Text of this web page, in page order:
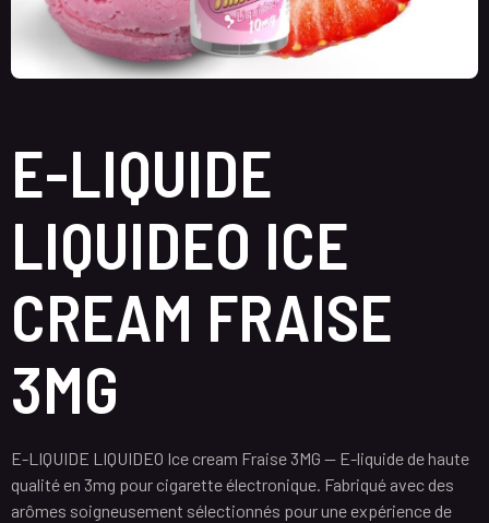
E-LIQUIDE
LIQUIDEO ICE
CREAM FRAISE
3MG
E-LIQUIDE LIQUIDEO Ice cream Fraise 3MG — E-liquide de haute
qualité en 3mg pour cigarette électronique. Fabriqué avec des
arômes soigneusement sélectionnés pour une expérience de